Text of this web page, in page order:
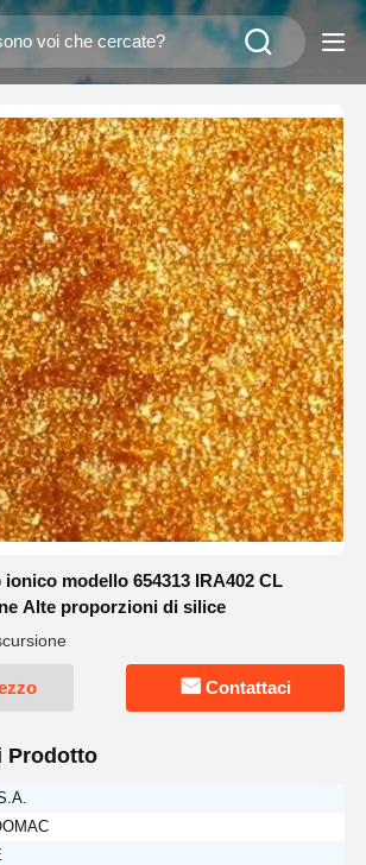
modello 654313 IRA402 CL
Alte proporzioni di silice
Contattaci
Prodotto